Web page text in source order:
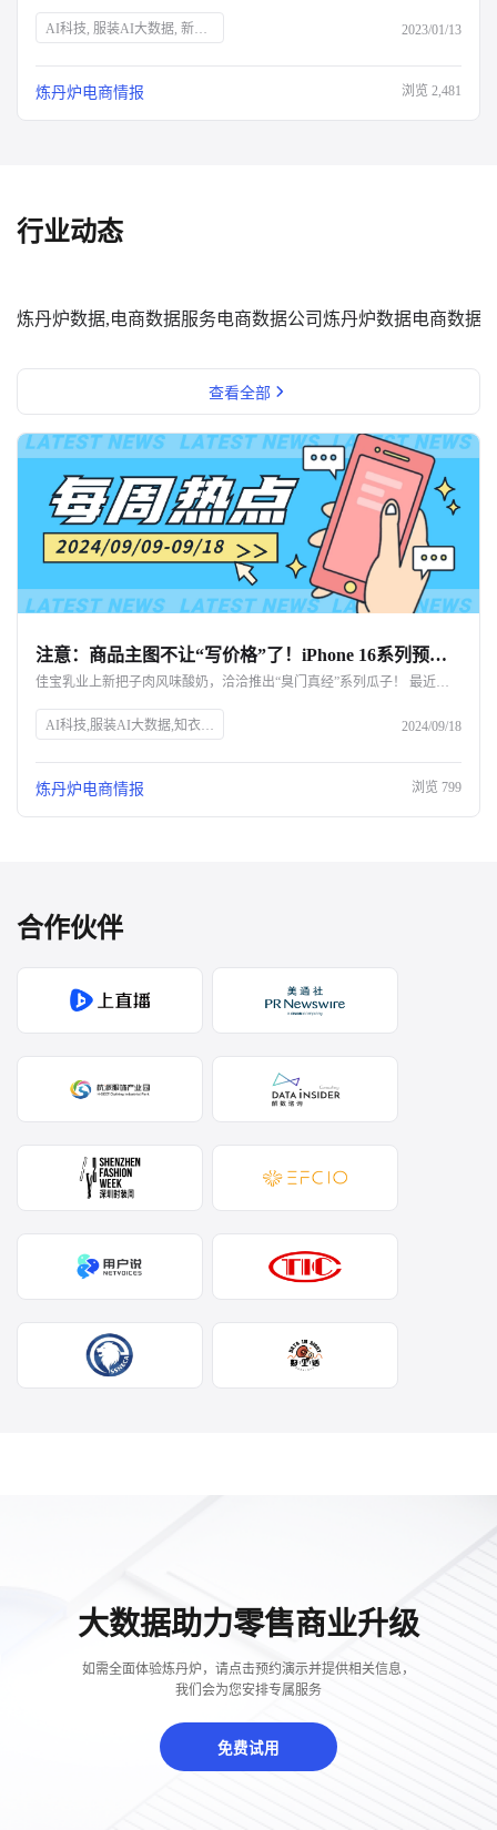
AI科技, 服装AI大数据, 新消费品牌, Z世代, 新中产, 银发经济, 宅经济, 户外经济, 情绪消费, 短视频营销, 直播营销, 登山, 垂钓, 露营, 滑雪, 防疫政策, 保健意识, 宠物经济, 国货崛起 2023/01/13
炼丹炉电商情报 浏览 2,481
行业动态
炼丹炉数据,电商数据服务电商数据公司炼丹炉数据电商数据
查看全部
注意：商品主图不让“写价格”了！iPhone 16系列预售战绩出炉｜一周热点
佳宝乳业上新把子肉风味酸奶，洽洽推出“臭门真经”系列瓜子！ 最近消费圈还发生了哪些新鲜事？
AI科技,服装AI大数据,知衣科技,SEO优化,天猫双11新规,商品主图价格限制,淘工厂星厂牌计划,微信抖音电商入口,抖音CORE经营方法论,小红书中小商家增长,0添加生活方式,中秋节消费趋势,2024全球美护趋势报告,iPhone 16预售记录,TAKAMI关闭天猫旗舰店,青少年护肤市场,雀巢出售欧莱雅股份,李子园销售下滑,佳宝乳业新品,洽洽新口味瓜子 2024/09/18
炼丹炉电商情报 浏览 799
合作伙伴
大数据助力零售商业升级
如需全面体验炼丹炉，请点击预约演示并提供相关信息，
我们会为您安排专属服务
免费试用